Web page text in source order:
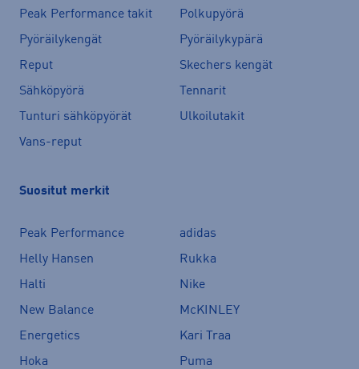
Peak Performance takit
Polkupyörä
Pyöräilykengät
Pyöräilykypärä
Reput
Skechers kengät
Sähköpyörä
Tennarit
Tunturi sähköpyörät
Ulkoilutakit
Vans-reput
Suositut merkit
Peak Performance
adidas
Helly Hansen
Rukka
Halti
Nike
New Balance
McKINLEY
Energetics
Kari Traa
Hoka
Puma